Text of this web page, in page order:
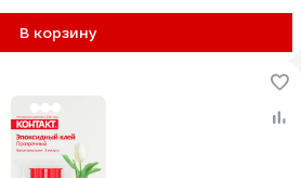
В корзину